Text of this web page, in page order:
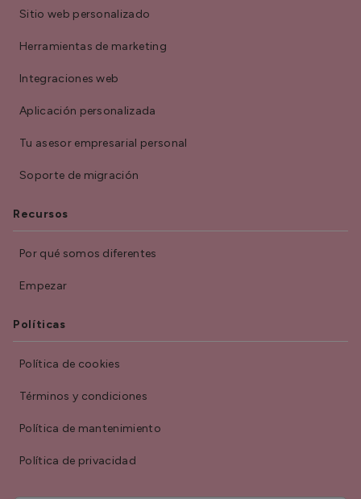
Sitio web personalizado
Herramientas de marketing
Integraciones web
Aplicación personalizada
Tu asesor empresarial personal
Soporte de migración
Recursos
Por qué somos diferentes
Empezar
Políticas
Política de cookies
Términos y condiciones
Política de mantenimiento
Política de privacidad